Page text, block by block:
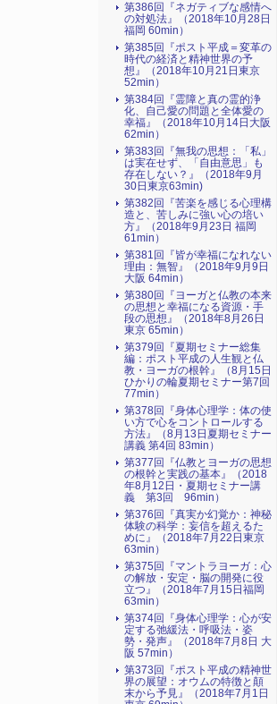
第386回『ネガティブな感情へ
の対処法』（2018年10月28日
福岡 60min）
第385回『ポスト平成＝変革の
時代の経済と精神世界の予
想』（2018年10月21日東京
52min）
第384回『霊障と真の霊的浄
化、自己愛の問題と全体愛の
幸福』（2018年10月14日大阪
62min）
第383回『無我の思想：「私」
は実在せず、「自由意思」も
存在しない？』（2018年9月
30日東京63min)
第382回『苦楽を感じる心理構
造と、苦しみに強い心の培い
方』（2018年9月23日 福岡
61min）
第381回『皆が幸福になれない
理由：無智』（2018年9月9日
大阪 64min）
第380回『ヨーガと仏教の本来
の思想と幸福になる資源・手
段の思想』（2018年8月26日
東京 65min）
第379回『夏期セミナー総集
編：ポスト平成の人生観と仏
教・ヨーガの根幹』（8月15日
ひかりの輪夏期セミナー第7回
77min）
第378回『身体心理学：体の使
い方で心をコントロールする
方法』（8月13日夏期セミナー
講義 第4回 83min）
第377回『仏教とヨーガの思想
の根幹と実践の基本』（2018
年8月12日・夏期セミナー講
義 第3回 96min）
第376回『真実か幻覚か：神秘
体験の科学：妄信を超えるた
めに』（2018年7月22日東京
63min）
第375回『マントラヨーガ：心
の解放・安定・脳の開発に役
立つ』（2018年7月15日福岡
63min）
第374回『身体心理学：心が安
定する弛緩法・呼吸法・姿
勢・発声』（2018年7月8日 大
阪 57min）
第373回『ポスト平成の精神世
界の展望：オウムの特徴と顛
末から予見』（2018年7月1日